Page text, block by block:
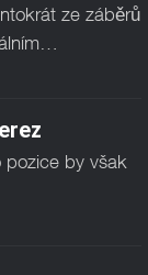
ze záběrů
pozice by však